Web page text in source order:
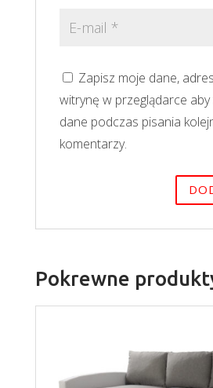
Zapisz moje dane,
witrynę w przeglądarce aby
dane podczas pisania
komentarzy.
Pokrewne